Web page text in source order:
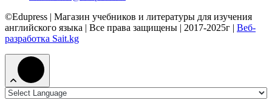
©Edupress | Магазин учебников и литературы для изучения
английского языка | Все права защищены | 2017-2025г | Веб-
разработка Sait.kg